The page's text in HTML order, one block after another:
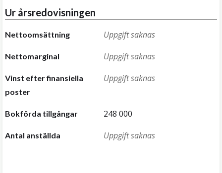
Ur årsredovisningen
Nettoomsättning Uppgift saknas
Nettomarginal Uppgift saknas
Vinst efter finansiella
poster
Uppgift saknas
Bokförda tillgångar 248 000
Antal anställda Uppgift saknas